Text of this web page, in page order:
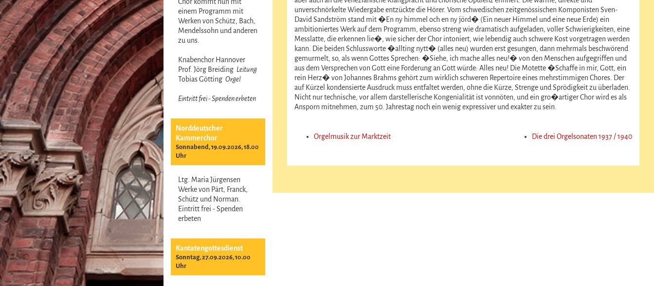
einem Programm mit
Werken von Schütz, Bach,
Mendelssohn und anderen
zu uns.
Knabenchor Hannover
Prof. Jörg Breiding Leitung
Tobias Götting Orgel
Eintritt frei - Spenden erbeten
Norddeutscher
Kammerchor
Sonnabend, 19.09.2026, 18.00
Uhr
Ltg. Maria Jürgensen
Werke von Pärt, Franck,
Schütz und Norman.
Eintritt frei - Spenden
erbeten
Kantatengottesdienst
Sonntag, 27.09.2026, 10.00
Uhr
unverschnörkelte Wiedergabe entzückte die Hörer. Vom schwedischen zeitgenössischen Komponisten Sven-
David Sandström stand mit �En ny himmel och en ny jörd� (Ein neuer Himmel und eine neue Erde) ein
ambitioniertes Werk auf dem Programm, ebenso streng wie dramatisch aufgeladen, voller Schwierigkeiten, eine
Messlatte, die erkennen lie�, wie sicher der Chor intoniert, wie lebendig auch schwere Kost vorgetragen werden
kann. Die beiden Schlussworte �allting nytt� (alles neu) wurden erst gesungen, dann mehrmals beschwörend
gemurmelt, so, als wenn Gottes Sprechen: �Siehe, ich mache alles neu!� von den Menschen aufgegriffen und
aus dem Versprechen von Gott eine Forderung an Gott würde: Alles neu! Die Motette �Schaffe in mir, Gott, ein
rein Herz� von Johannes Brahms gehört zum wirklich schweren Repertoire eines mehrstimmigen Chores. Der
auf Kürzel kondensierte Ausdruck muss entfaltet werden, ohne die Kürze, Strenge und Sprödigkeit zu überladen.
Nicht nur technische, vor allem darstellerische Kongenialität ist vonnöten, und ein gro�artiger Chor wird es als
Ansporn mitnehmen, zum 50. Jahrestag noch ein wenig expressiver und exakter zu sein.
Orgelmusik zur Marktzeit Die drei Orgelsonaten 1937 / 1940